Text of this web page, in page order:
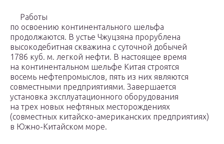
Работы
по освоению континентального шельфа
продолжаются. В устье Чжуцзяна прорублена
высокодебитная скважина с суточной добычей
1786 куб. м. легкой нефти. В настоящее время
на континентальном шельфе Китая строятся
восемь нефтепромыслов, пять из них являются
совместными предприятиями. Завершается
установка эксплуатационного оборудования
на трех новых нефтяных месторождениях
(совместных китайско-американских предприятиях)
в Южно-Китайском море.